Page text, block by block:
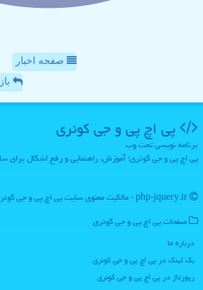
صفحه اخبار
پی اچ پی و جی كوئری
برنامه نویسی تحت وب
پی اچ پی و جی کوئری؛ آموزش، راهنمایی و رفع اشکال برای
صفحات پی اچ پی و جی كوئری
درباره ما
بک لینک در پی اچ پی و جی كوئری
رپورتاژ در پی اچ پی و جی كوئری